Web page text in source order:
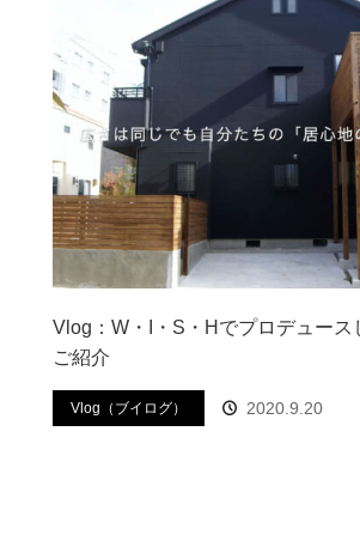
Vlog：W・I・S・Hでプロデュース
ご紹介
Vlog（ブイログ） 2020.9.20